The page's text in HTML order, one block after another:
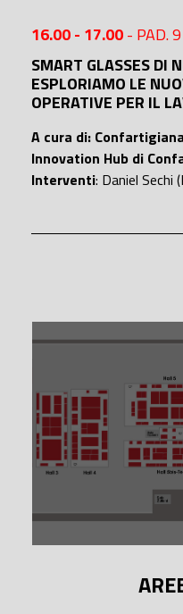
16.00 - 17.00- PAD.
SMART GLASSES DI
ESPLORIAMO LE
OPERATIVE PER IL
A cura di:
Innovation Hub di
Interventi: Daniel Sechi